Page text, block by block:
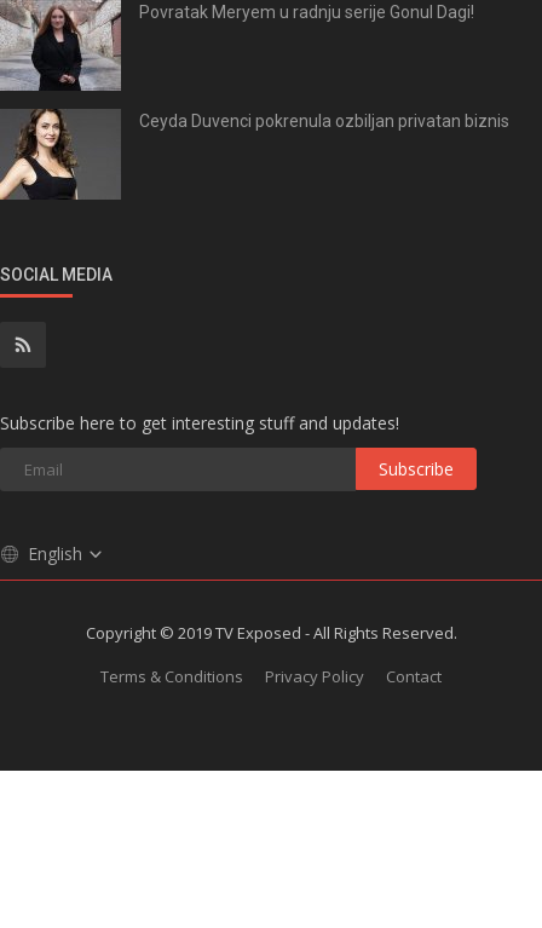
Povratak Meryem u radnju serije Gonul Dagi!
Ceyda Duvenci pokrenula ozbiljan privatan biznis
SOCIAL MEDIA
Subscribe here to get interesting stuff and updates!
Subscribe
English
Copyright © 2019 TV Exposed - All Rights Reserved.
Terms & Conditions
Privacy Policy Contact